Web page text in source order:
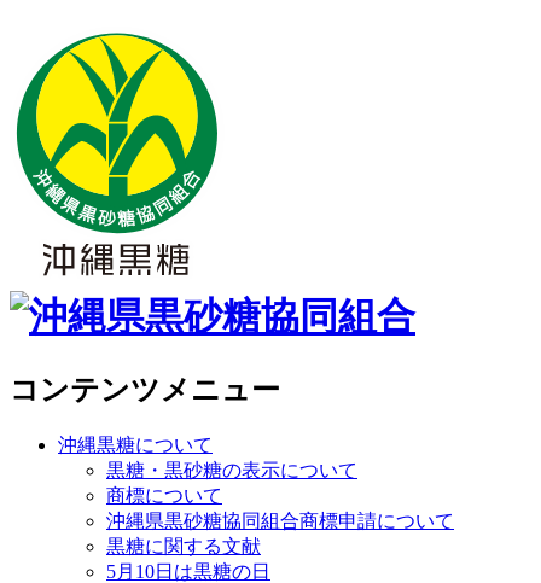
コンテンツメニュー
沖縄黒糖について
黒糖・黒砂糖の表示について
商標について
沖縄県黒砂糖協同組合商標申請について
黒糖に関する文献
5月10日は黒糖の日